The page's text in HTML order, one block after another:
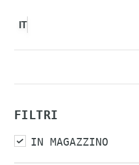
IT
FILTRI
IN MAGAZZINO